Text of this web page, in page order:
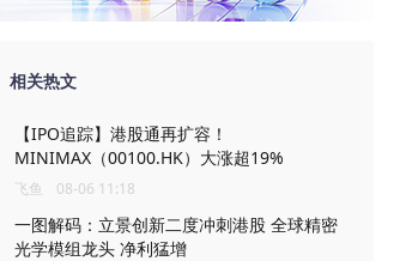
相关热文
【IPO追踪】港股通再扩容！
MINIMAX（00100.HK）大涨超19%
飞鱼 08-06 11:18
一图解码：立景创新二度冲刺港股 全球精密
光学模组龙头 净利猛增